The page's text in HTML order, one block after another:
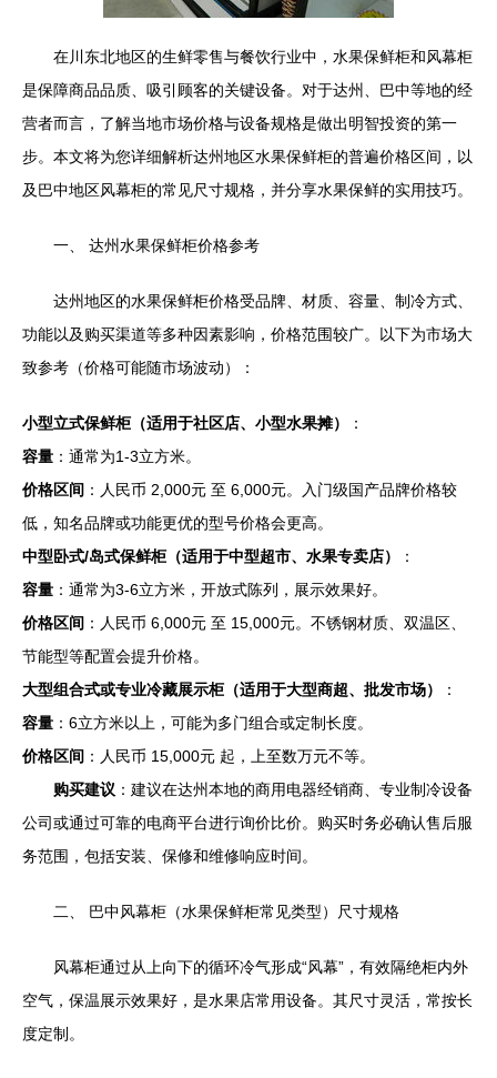
在川东北地区的生鲜零售与餐饮行业中，水果保鲜柜和风幕柜
是保障商品品质、吸引顾客的关键设备。对于达州、巴中等地的经
营者而言，了解当地市场价格与设备规格是做出明智投资的第一
步。本文将为您详细解析达州地区水果保鲜柜的普遍价格区间，以
及巴中地区风幕柜的常见尺寸规格，并分享水果保鲜的实用技巧。
一、 达州水果保鲜柜价格参考
达州地区的水果保鲜柜价格受品牌、材质、容量、制冷方式、
功能以及购买渠道等多种因素影响，价格范围较广。以下为市场大
致参考（价格可能随市场波动）：
小型立式保鲜柜（适用于社区店、小型水果摊）
：
容量 ：通常为1-3立方米。
价格区间 ：人民币 2,000元 至 6,000元。入门级国产品牌价格较
低，知名品牌或功能更优的型号价格会更高。
中型卧式/岛式保鲜柜（适用于中型超市、水果专卖店）
：
容量 ：通常为3-6立方米，开放式陈列，展示效果好。
价格区间 ：人民币 6,000元 至 15,000元。不锈钢材质、双温区、
节能型等配置会提升价格。
大型组合式或专业冷藏展示柜（适用于大型商超、批发市场）
：
容量 ：6立方米以上，可能为多门组合或定制长度。
价格区间 ：人民币 15,000元 起，上至数万元不等。
购买建议 ：建议在达州本地的商用电器经销商、专业制冷设备
公司或通过可靠的电商平台进行询价比价。购买时务必确认售后服
务范围，包括安装、保修和维修响应时间。
二、 巴中风幕柜（水果保鲜柜常见类型）尺寸规格
风幕柜通过从上向下的循环冷气形成“风幕”，有效隔绝柜内外
空气，保温展示效果好，是水果店常用设备。其尺寸灵活，常按长
度定制。